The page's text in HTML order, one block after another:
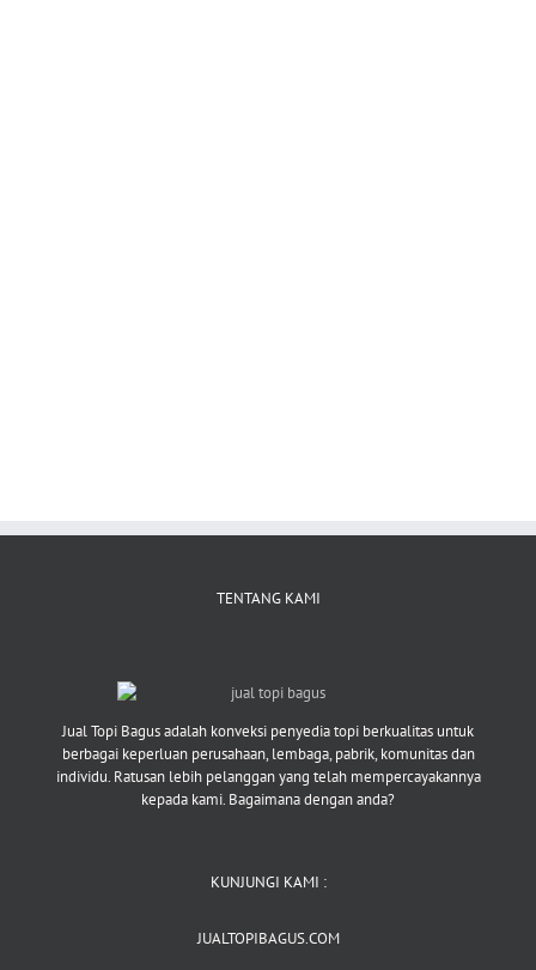
TENTANG KAMI
Jual Topi Bagus adalah konveksi penyedia topi berkualitas untuk
berbagai keperluan perusahaan, lembaga, pabrik, komunitas dan
individu. Ratusan lebih pelanggan yang telah mempercayakannya
kepada kami. Bagaimana dengan anda?
KUNJUNGI KAMI :
JUALTOPIBAGUS.COM